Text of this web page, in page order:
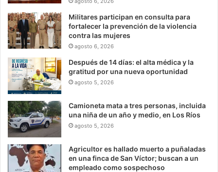
Militares participan en consulta para
fortalecer la prevención de la violencia
contra las mujeres
agosto 6, 2026
Después de 14 días: el alta médica y la
gratitud por una nueva oportunidad
agosto 5, 2026
Camioneta mata a tres personas, incluida
una niña de un año y medio, en Los Ríos
agosto 5, 2026
Agricultor es hallado muerto a puñaladas
en una finca de San Víctor; buscan a un
empleado como sospechoso